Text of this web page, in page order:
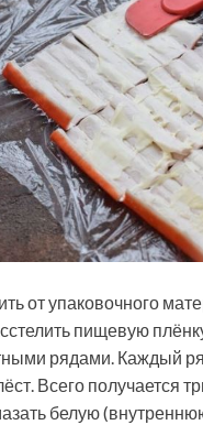
от упаковочного
пищевую
рядами. Каждый
Всего получается
белую